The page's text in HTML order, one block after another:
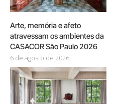
Arte, memória e afeto
atravessam os ambientes da
CASACOR São Paulo 2026
6 de agosto de 2026